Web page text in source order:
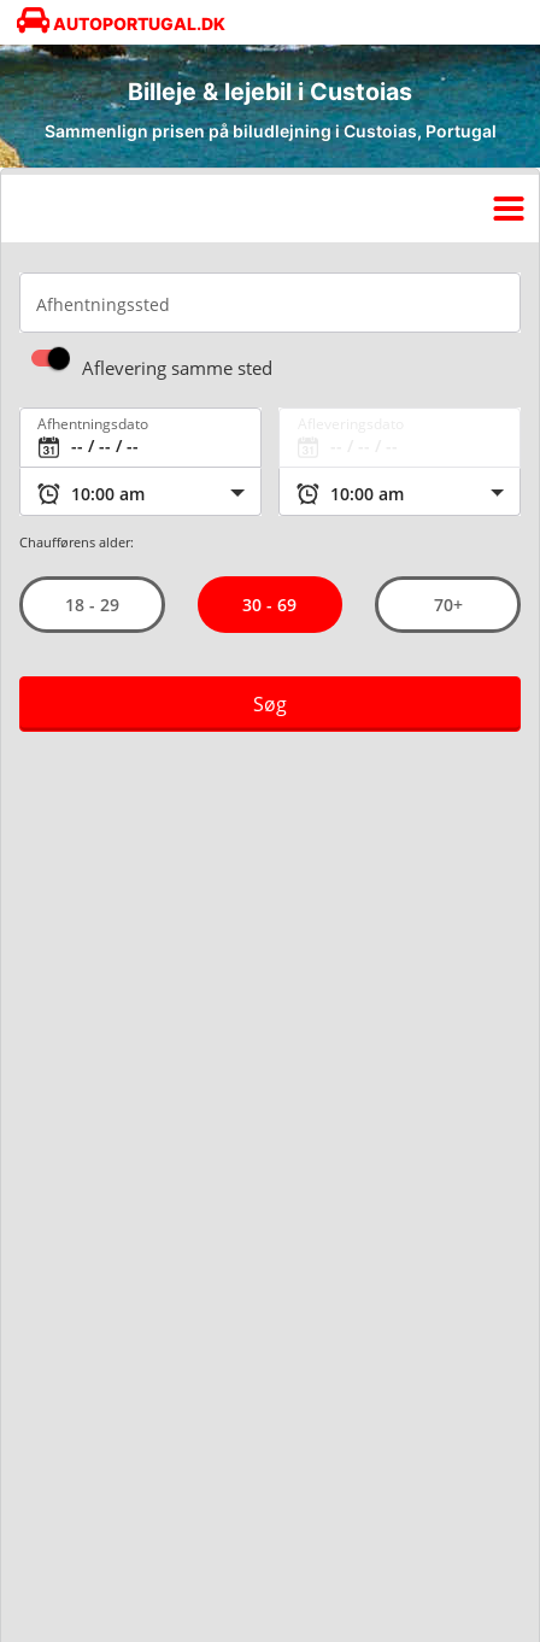
AUTOPORTUGAL.DK
Billeje & lejebil i Custoias
Sammenlign prisen på biludlejning i Custoias, Portugal
Afhentningssted
Aflevering samme sted
Afhentningsdato
Chaufførens alder:
18 - 29 30 - 69 70+
Søg